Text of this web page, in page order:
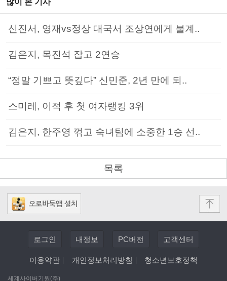
많이 본 기사
신진서, 영재vs정상 대국서 조상연에게 불계..
김은지, 목진석 잡고 2연승
“정말 기쁘고 뜻깊다” 신민준, 2년 만에 되..
스미레, 이적 후 첫 여자랭킹 3위
김은지, 한주영 꺾고 숙녀팀에 소중한 1승 선..
목록
로그인 내정보 PC버전 고객센터
이용약관 개인정보처리방침 청소년보호정책
세계사이버기원(주)